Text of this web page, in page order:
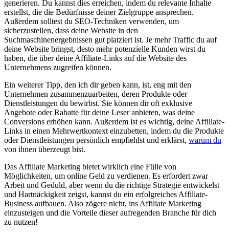
generieren. Du kannst dies erreichen, indem du relevante Inhalte
erstellst, die die Bedürfnisse deiner Zielgruppe ansprechen.
Außerdem solltest du SEO-Techniken verwenden, um
sicherzustellen, dass deine Website in den
Suchmaschinenergebnissen gut platziert ist. Je mehr Traffic du auf
deine Website bringst, desto mehr potenzielle Kunden wirst du
haben, die über deine Affiliate-Links auf die Website des
Unternehmens zugreifen können.
Ein weiterer Tipp, den ich dir geben kann, ist, eng mit den
Unternehmen zusammenzuarbeiten, deren Produkte oder
Dienstleistungen du bewirbst. Sie können dir oft exklusive
Angebote oder Rabatte für deine Leser anbieten, was deine
Conversions erhöhen kann. Außerdem ist es wichtig, deine Affiliate-
Links in einen Mehrwertkontext einzubetten, indem du die Produkte
oder Dienstleistungen persönlich empfiehlst und erklärst, warum du
von ihnen überzeugt bist.
Das Affiliate Marketing bietet wirklich eine Fülle von
Möglichkeiten, um online Geld zu verdienen. Es erfordert zwar
Arbeit und Geduld, aber wenn du die richtige Strategie entwickelst
und Hartnäckigkeit zeigst, kannst du ein erfolgreiches Affiliate-
Business aufbauen. Also zögere nicht, ins Affiliate Marketing
einzusteigen und die Vorteile dieser aufregenden Branche für dich
zu nutzen!